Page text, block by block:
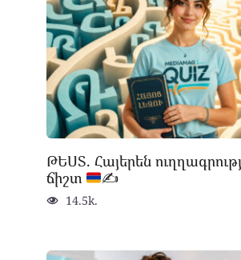
ԹԵՍՏ. Հայերեն
ճիշտ
✍
14.5k.